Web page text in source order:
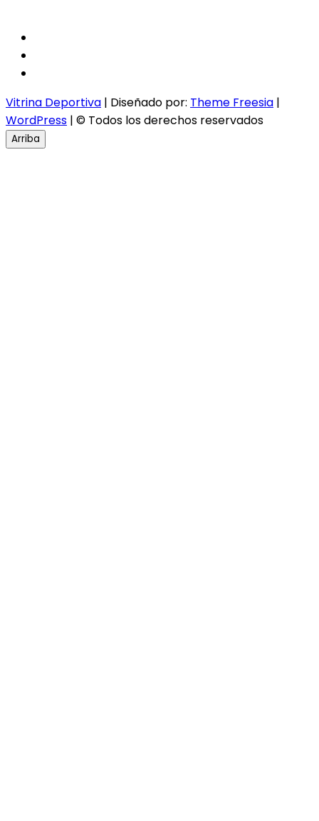
Vitrina Deportiva | Diseñado por: Theme Freesia |
WordPress | © Todos los derechos reservados
Arriba